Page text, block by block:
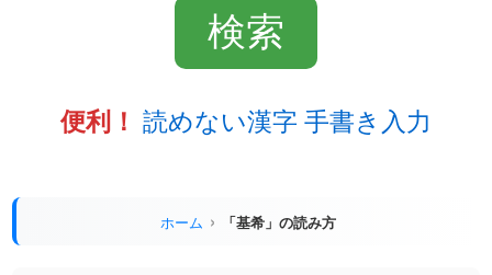
便利！ 読めない漢字 手書き入力
ホーム 「基希」の読み方